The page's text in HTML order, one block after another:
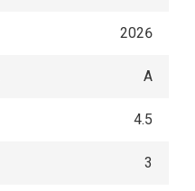
2026
A
4.5
3